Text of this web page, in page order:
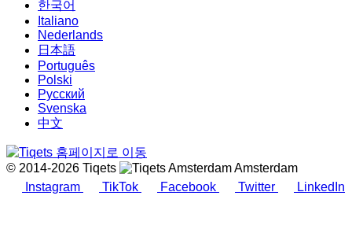
한국어
Italiano
Nederlands
日本語
Português
Polski
Русский
Svenska
中文
© 2014-2026 Tiqets
Amsterdam
Instagram
TikTok Facebook Twitter LinkedIn